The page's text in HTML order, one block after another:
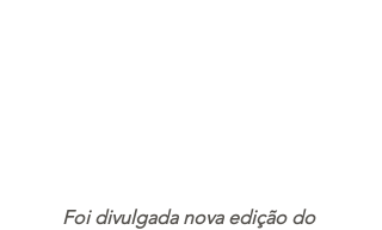
Foi divulgada nova edição do